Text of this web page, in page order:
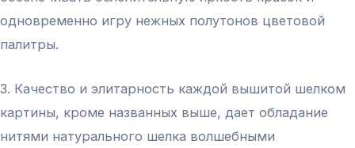
одновременно игру нежных полутонов цветовой
палитры.
3. Качество и элитарность каждой вышитой шелком
картины, кроме названных выше, дает обладание
нитями натурального шелка волшебными